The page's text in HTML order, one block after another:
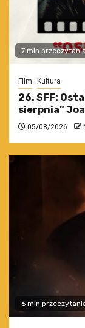
7 min
Film Kultura
26. SFF:
sierpnia”
05/08/2026
6 min